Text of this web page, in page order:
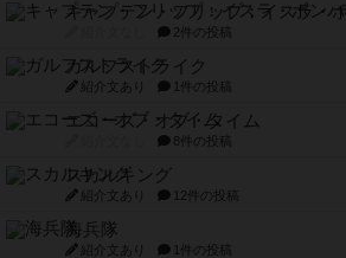
キャプテン・フリップ：イスラ・
2件の投稿
ガルフストライク
紹介文あり 1件の投稿
エコーズ・オブ・タイム
8件の投稿
スカルキング
紹介文あり 12件の投稿
海兵隊
紹介文あり 1件の投稿